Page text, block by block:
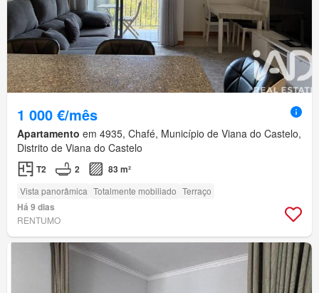
1 000 €/mês
Apartamento em 4935, Chafé, Município de Viana do Castelo,
Distrito de Viana do Castelo
T2 2 83 m²
Vista panorâmica Totalmente mobiliado Terraço
Há 9 dias
RENTUMO